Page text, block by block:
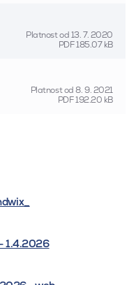
Platnost od13. 7. 2020
PDF185.07 kB
Platnost od8. 9. 2021
PDF192.20 kB
1.4.2026